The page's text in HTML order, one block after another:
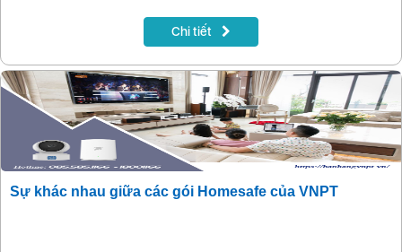
sử dụng MyTV trên tivi Samsung, khách hàng vui lòng thực hiện các
Chi tiết
Sự khác nhau giữa các gói Homesafe của VNPT